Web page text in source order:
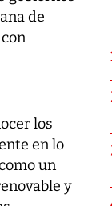
de
los
en lo
un
y